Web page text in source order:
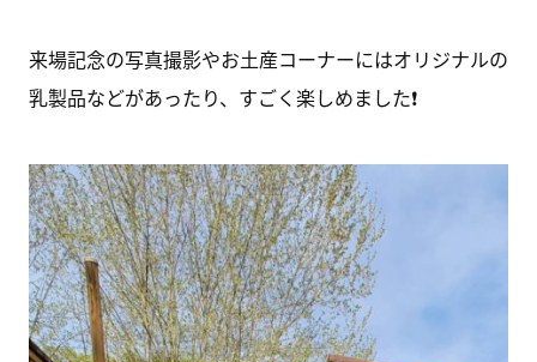
来場記念の写真撮影やお土産コーナーにはオリジナルの
乳製品などがあったり、すごく楽しめました❗